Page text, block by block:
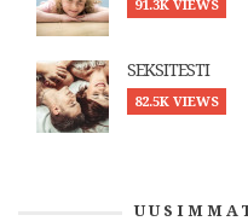
91.3K VIEWS
SEKSITESTI
82.5K VIEWS